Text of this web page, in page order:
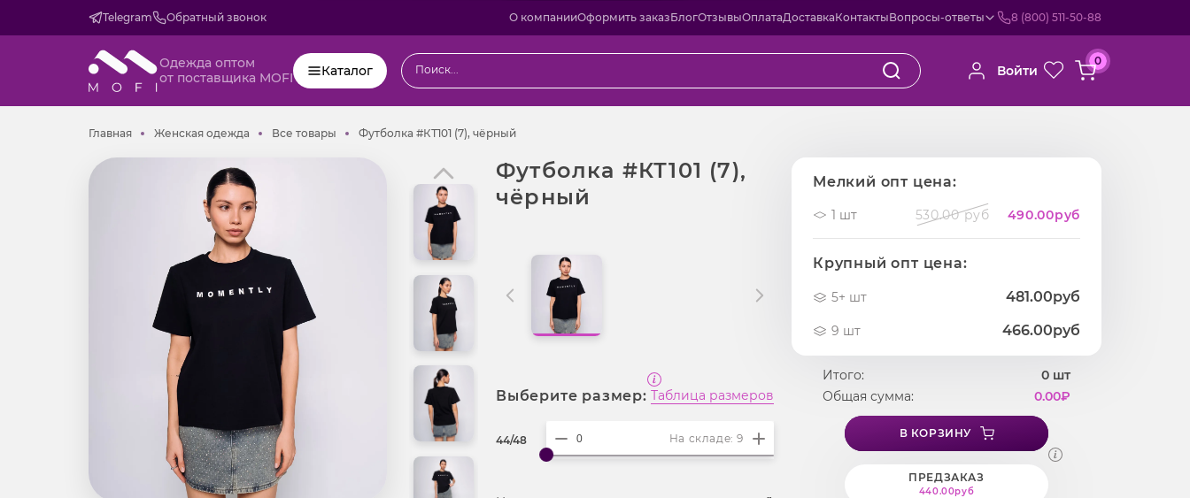
Telegram Обратный звонок О компанииОформить заказБлогОтзывыОплатаДоставкаКонтактыВопросы-ответы 8 (800) 511-50-88
Одежда оптом
от поставщика MOFI
Каталог Войти
0
ГлавнаяГлавнаяЖенская одежда Женская одежда
Все товары Все товары
Футболка #КТ101 (7), чёрныйФутболка #КТ101 (7), чёрный
Футболка #КТ101 (7),
чёрный
Выберите размер: Таблица размеров
44/48 На складе: 9
Мелкий опт цена:
1 шт 530.00 руб 490.00руб
Крупный опт цена:
5+ шт 481.00руб
9 шт 466.00руб
Итого: 0 шт
Общая сумма:
0.00₽
В КОРЗИНУ
ПРЕДЗАКАЗ
440.00руб